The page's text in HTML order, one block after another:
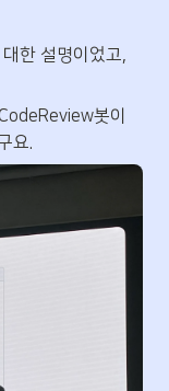
한 설명이었고,
봇이
요.